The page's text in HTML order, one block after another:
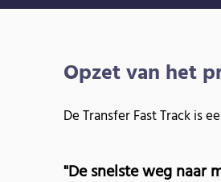
Opzet van het
De Transfer Fast Track is
"De snelste weg naar